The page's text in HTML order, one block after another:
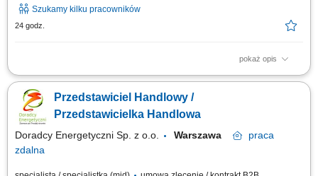
Szukamy kilku pracowników
24 godz.
pokaż opis
Obowiązki: Nawiązywanie relacji handlowych z nowymi Klientami B2B na
podległych rynkach. Sprzedaż produktów
paszowych/spożywczych/chemii przemysłowej/FMCG klientom
specjalizującym się w branży produkcyjnej. Samodzielne prowadzenie
negocjacji handlowych. Nadzorowania procesu sprzedaży...
Przedstawiciel Handlowy /
Przedstawicielka Handlowa
Doradcy Energetyczni Sp. z o.o. Warszawa
praca
zdalna